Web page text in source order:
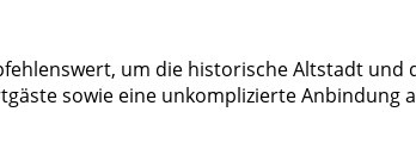
um die historische Altstadt
sowie eine unkomplizierte Anbindung